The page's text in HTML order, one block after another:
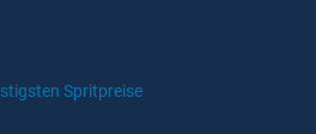
Spritpreise